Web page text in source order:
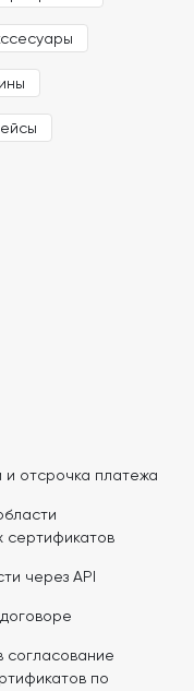
отсрочка платежа
сертификатов
через API
согласование
по